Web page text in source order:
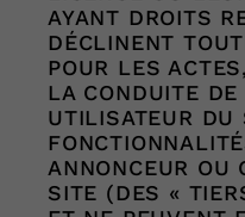
AYANT DROITS
DÉCLINENT
POUR LES
LA CONDUITE
UTILISATEUR DU
ANNONCEUR OU
SITE (DES «